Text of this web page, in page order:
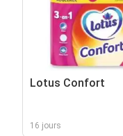
Lotus Confort
16 jours